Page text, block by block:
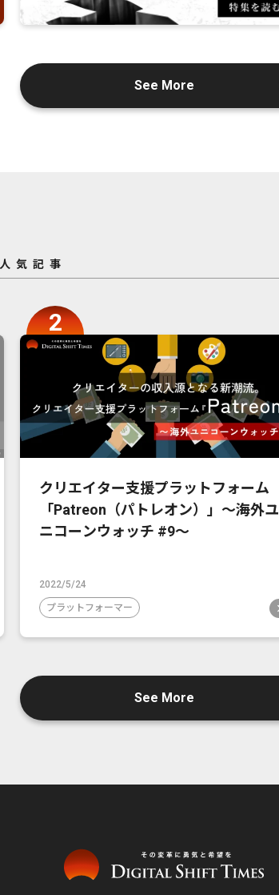
See More
人気記事
クリエイター支援プラットフォーム
「Patreon（パトレオン）」〜海外ユ
ニコーンウォッチ #9〜
2022/5/24
プラットフォーマー
See More